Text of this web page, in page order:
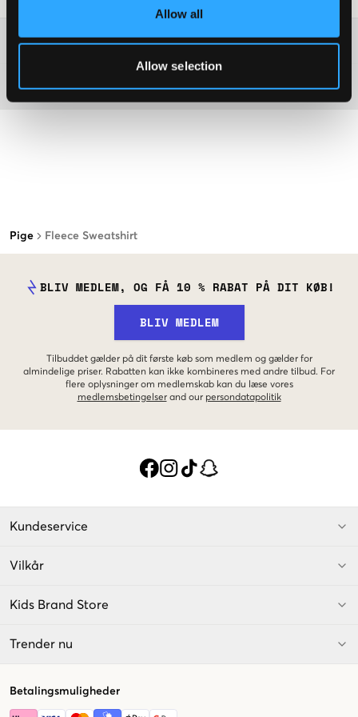
Allow all
Allow selection
Pige Fleece Sweatshirt
Washing advice
Materiale
BLIV MEDLEM, OG FÅ 10 % RABAT PÅ DIT KØB!
BLIV MEDLEM
Tilbuddet gælder på dit første køb som medlem og gælder for
almindelige priser. Rabatten kan ikke kombineres med andre tilbud. For
flere oplysninger om medlemskab kan du læse vores
medlemsbetingelser and our persondatapolitik
Kundeservice
Vilkår
Kids Brand Store
Trender nu
Betalingsmuligheder